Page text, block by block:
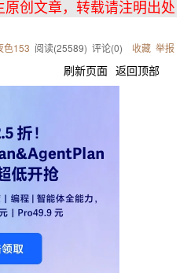
创文章，转载请注明出处
色153 阅读(25589) 评论(0) 收藏 举报
刷新页面 返回顶部